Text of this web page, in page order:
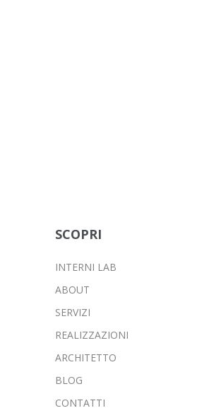
SCOPRI
INTERNI LAB
ABOUT
SERVIZI
REALIZZAZIONI
ARCHITETTO
BLOG
CONTATTI